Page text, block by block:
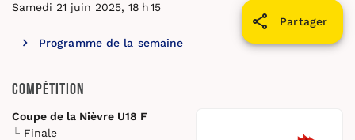
Partager
Samedi 21 juin 2025, 18 h 15
Programme de la semaine
Compétition
Coupe de la Nièvre U18 F
Finale